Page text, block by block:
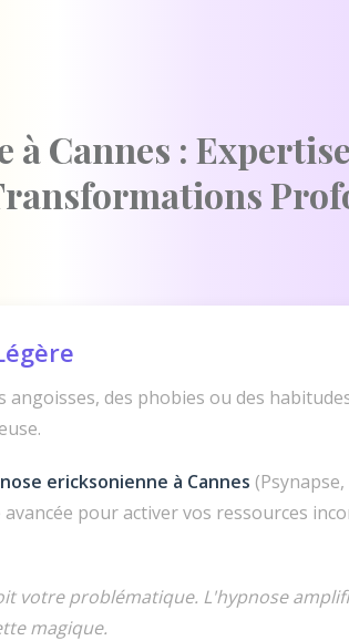
Cannes :
des phobies ou des
ericksonienne à Cannes
pour activer vos ressources
votre problématique. L'hypnose
magique.